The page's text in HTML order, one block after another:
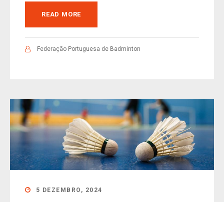
READ MORE
Federação Portuguesa de Badminton
5 DEZEMBRO, 2024